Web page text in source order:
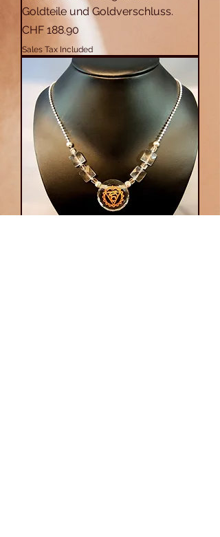
Goldteile und Goldverschluss.
Price
CHF 188.90
Sales Tax Included